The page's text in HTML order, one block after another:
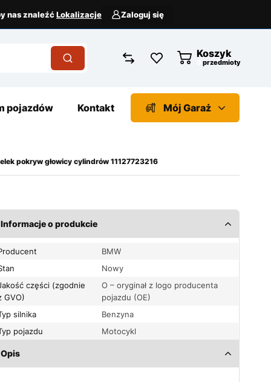
nas znaleźćLokalizacje Zaloguj się
Koszyk
przedmioty
pojazdów Kontakt Mój Garaż
pokryw głowicy cylindrów 11127723216
Informacje o produkcie
BMW
Nowy
części (zgodnie
GVO)
O – oryginał z logo producenta
pojazdu (OE)
silnika
Benzyna
pojazdu
Motocykl
Opis